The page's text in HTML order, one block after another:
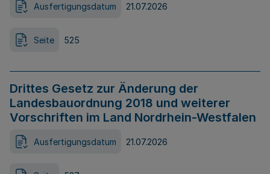
Ausfertigungsdatum 21.07.2026
Seite 525
Drittes Gesetz zur Änderung der
Landesbauordnung 2018 und weiterer
Vorschriften im Land Nordrhein-Westfalen
Ausfertigungsdatum 21.07.2026